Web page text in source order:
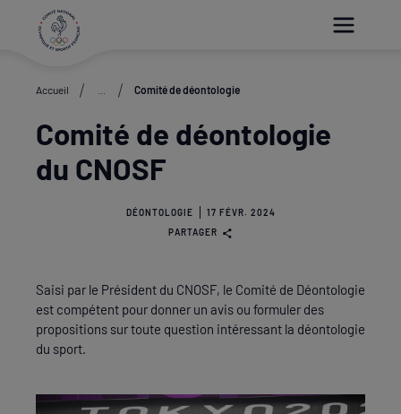
Accueil Comité de déontologie
Comité de déontologie
du CNOSF
DÉONTOLOGIE
17 FÉVR. 2024
PARTAGER
Saisi par le Président du CNOSF, le Comité de Déontologie
est compétent pour donner un avis ou formuler des
propositions sur toute question intéressant la déontologie
du sport.
Paramétrer les cookies